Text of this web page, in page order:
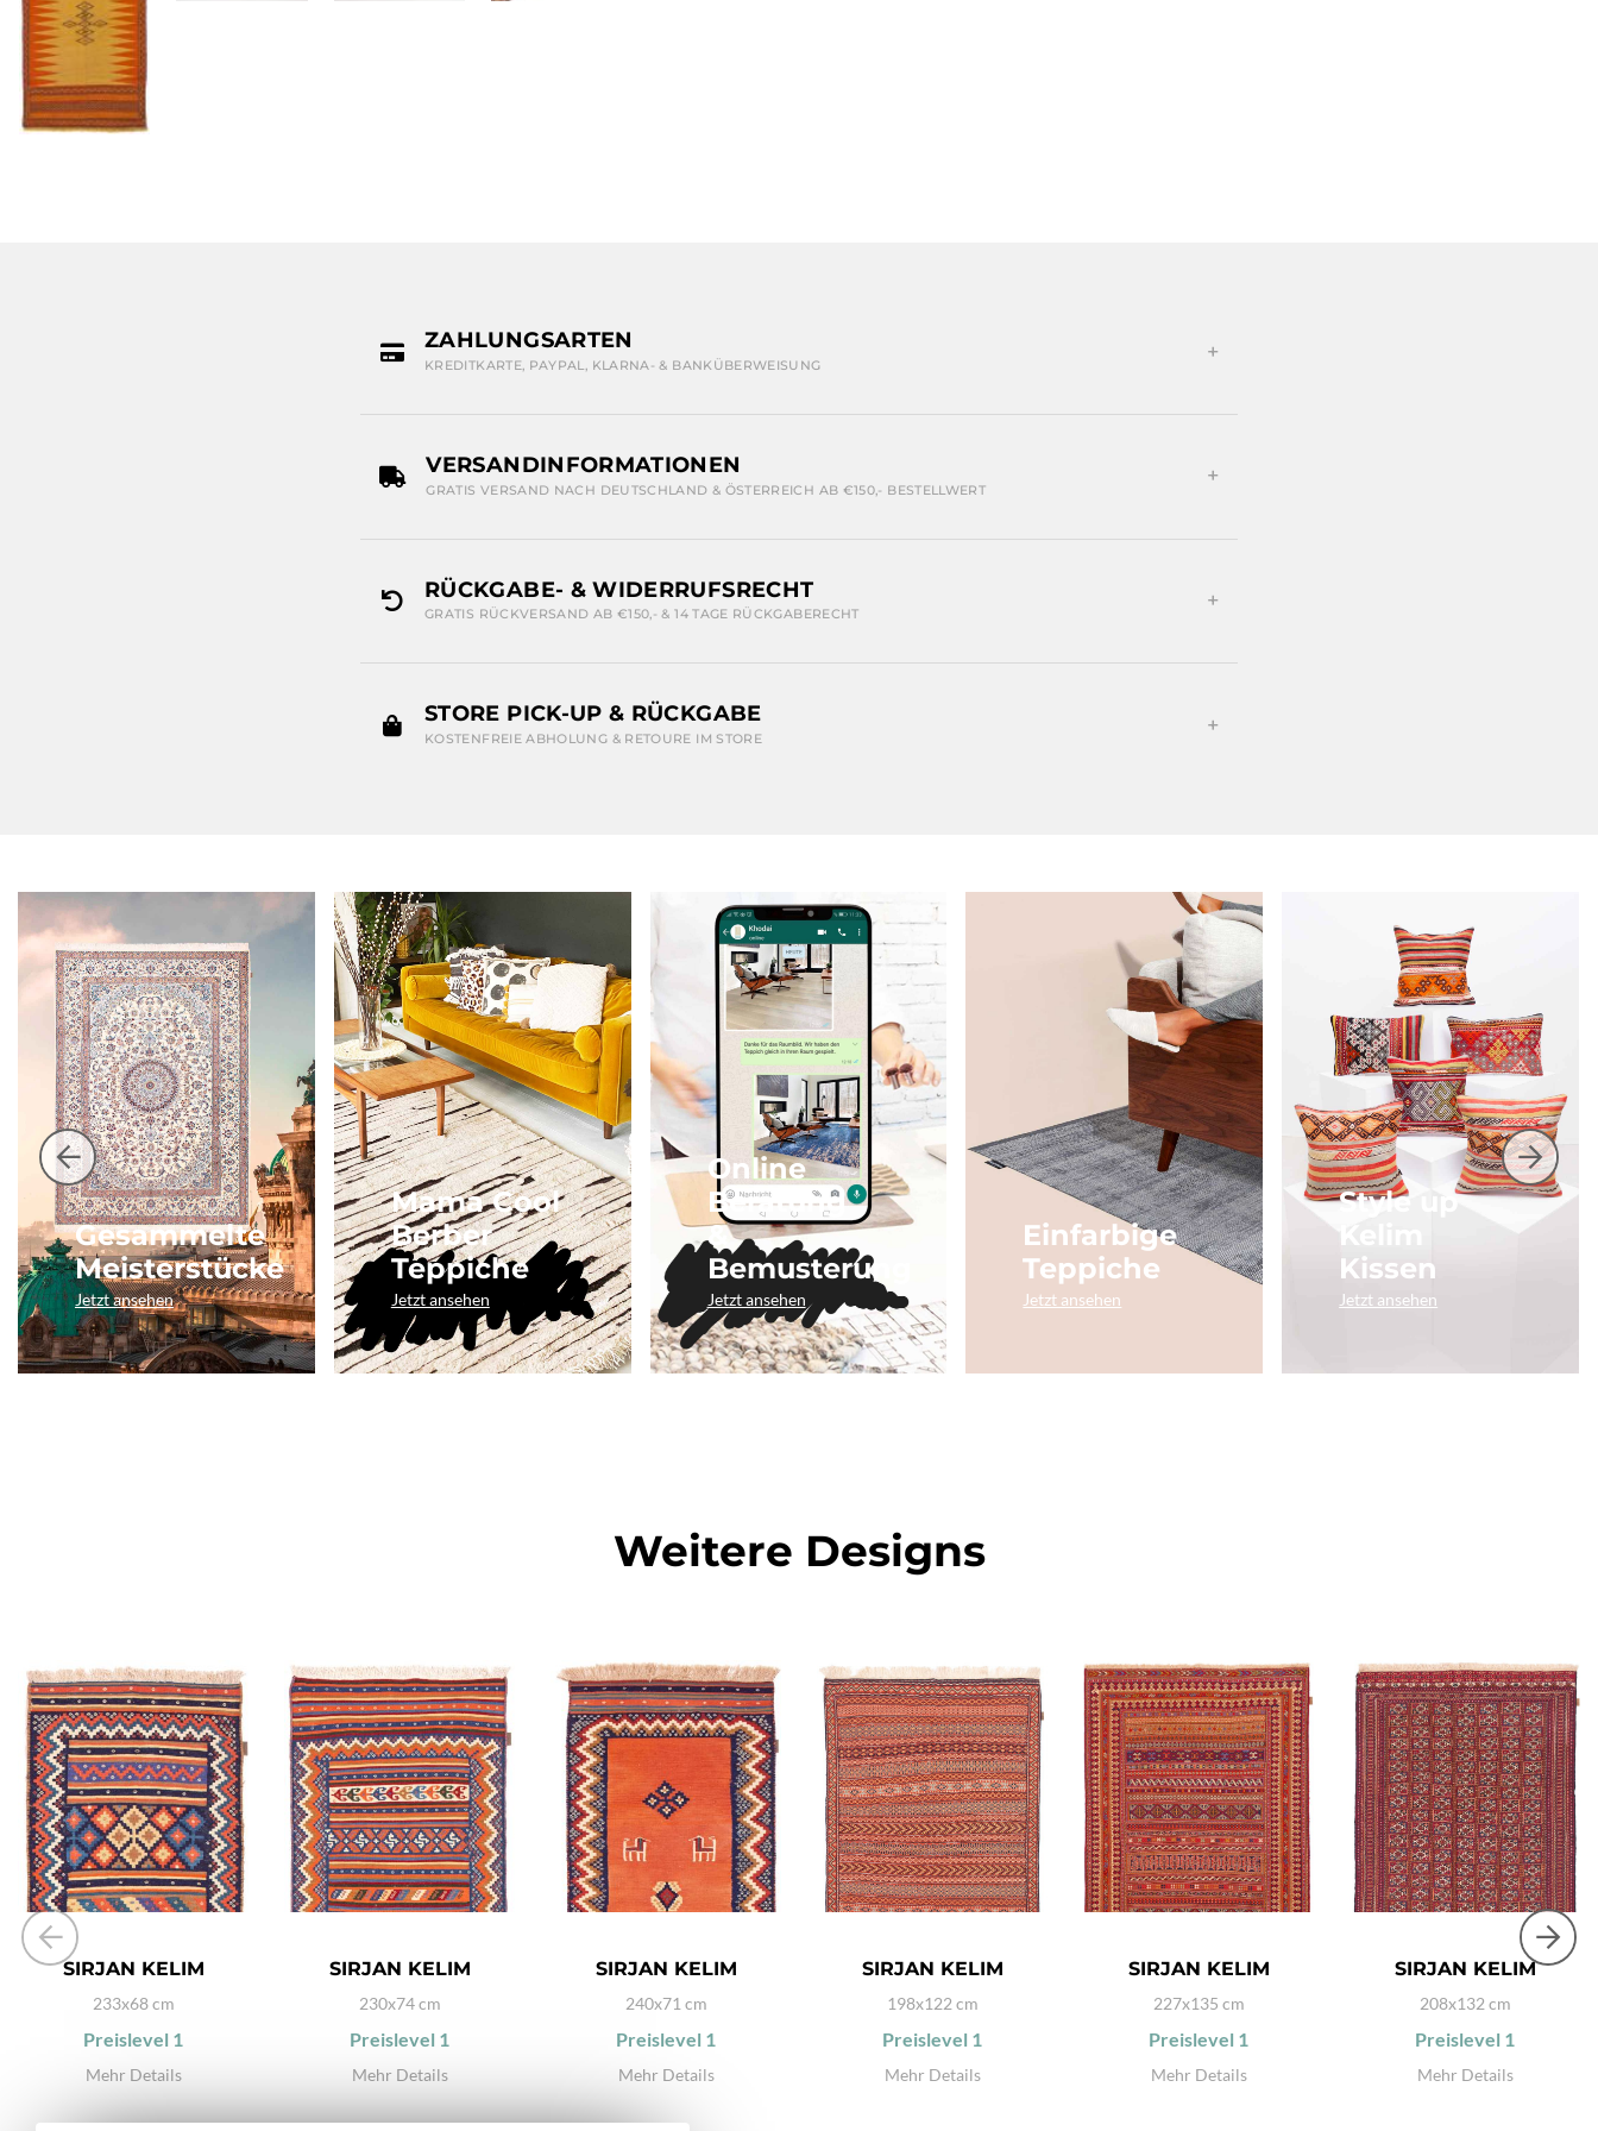
ZAHLUNGSARTEN
KREDITKARTE, PAYPAL, KLARNA- & BANKÜBERWEISUNG
VERSANDINFORMATIONEN
GRATIS VERSAND NACH DEUTSCHLAND & ÖSTERREICH AB €150,- BESTELLWERT
RÜCKGABE- & WIDERRUFSRECHT
GRATIS RÜCKVERSAND AB €150,- & 14 TAGE RÜCKGABERECHT
STORE PICK-UP & RÜCKGABE
KOSTENFREIE ABHOLUNG & RETOURE IM STORE
Gesammelte
Meisterstücke
Jetzt ansehen
Mama Cool
Berber
Teppiche
Jetzt ansehen
Online
Beratung
&
Bemusterung
Jetzt ansehen
Einfarbige
Teppiche
Jetzt ansehen
Style up
Kelim
Kissen
Jetzt ansehen
Weitere Designs
SIRJAN KELIM
233x68 cm
Preislevel 1
Mehr Details
SIRJAN KELIM
230x74 cm
Preislevel 1
Mehr Details
SIRJAN KELIM
240x71 cm
Preislevel 1
Mehr Details
SIRJAN KELIM
198x122 cm
Preislevel 1
Mehr Details
SIRJAN KELIM
227x135 cm
Preislevel 1
Mehr Details
SIRJAN KELIM
208x132 cm
Preislevel 1
Mehr Details